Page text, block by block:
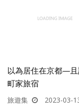
以為居住在京都—
町家旅宿
旅遊集 2023-03-